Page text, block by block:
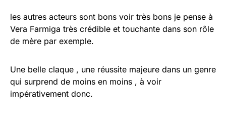
les autres acteurs sont bons voir très bons je pense à
Vera Farmiga très crédible et touchante dans son rôle
de mère par exemple.
Une belle claque , une réussite majeure dans un genre
qui surprend de moins en moins , à voir
impérativement donc.